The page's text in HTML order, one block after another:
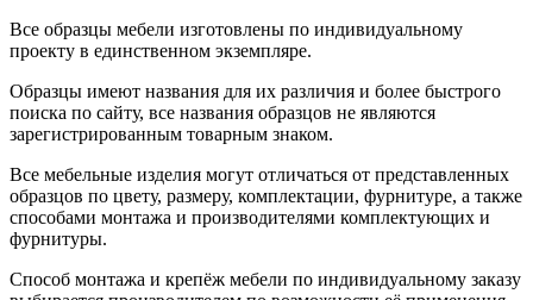
Все образцы мебели изготовлены по индивидуальному
проекту в единственном экземпляре.
Образцы имеют названия для их различия и более быстрого
поиска по сайту, все названия образцов не являются
зарегистрированным товарным знаком.
Все мебельные изделия могут отличаться от представленных
образцов по цвету, размеру, комплектации, фурнитуре, а также
способами монтажа и производителями комплектующих и
фурнитуры.
Способ монтажа и крепёж мебели по индивидуальному заказу